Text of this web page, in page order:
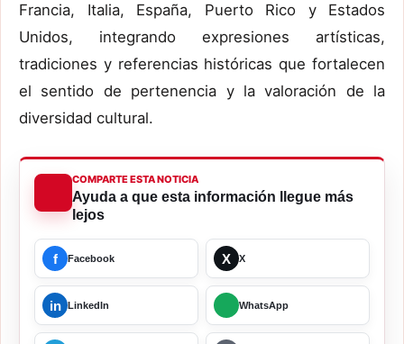
Francia, Italia, España, Puerto Rico y Estados
Unidos, integrando expresiones artísticas,
tradiciones y referencias históricas que fortalecen
el sentido de pertenencia y la valoración de la
diversidad cultural.
COMPARTE ESTA NOTICIA
Ayuda a que esta información llegue más
lejos
f Facebook X X
in LinkedIn WhatsApp